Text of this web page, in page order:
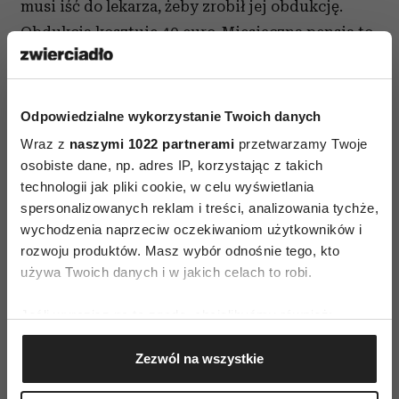
Odpowiedzialne wykorzystanie Twoich danych
Wraz z naszymi 1022 partnerami przetwarzamy Twoje
osobiste dane, np. adres IP, korzystając z takich
technologii jak pliki cookie, w celu wyświetlania
spersonalizowanych reklam i treści, analizowania tychże,
wychodzenia naprzeciw oczekiwaniom użytkowników i
rozwoju produktów. Masz wybór odnośnie tego, kto
używa Twoich danych i w jakich celach to robi.
Gromadzić dane dotyczące Twojej lokalizacji
geograficznej z dokładnością nawet do kilku metrów
Identyfikować Twoje urządzenie, aktywnie
Zezwól na wszystkie
musi iść do lekarza, żeby zrobił jej obdukcję.
Obdukcja kosztuje 40 euro. Miesięczna pensja to
400 euro. A więc kobieta nie idzie do lekarza, nie
dostaje obdukcji i nie dzwoni na policję.
O prawach kobiet wszyscy milczą, tak jak milczą
o wszystkich niewygodnych sprawach, Rumunia
to społeczeństwo milczenia.
Żeby się więc trochę podbudować i zmienić
atmosferę, pytam Olivię, jak to było z tą Aną
Lupus i jej filmem. Taki odważny gest! Taka
wyjątkowa postać, jedyna, która przemówiła
przerażonych kobiet. - Najprawdopodobniej nie
ma tego filmu – mówi Olivia. – Zaczynam godzić
się z faktem, że ten film to mit.